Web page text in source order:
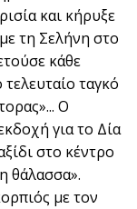
και κήρυξε
τη Σελήνη στο
κάθε
ταγκό
Ο
για το Δία
στο κέντρο
θάλασσα».
με τον